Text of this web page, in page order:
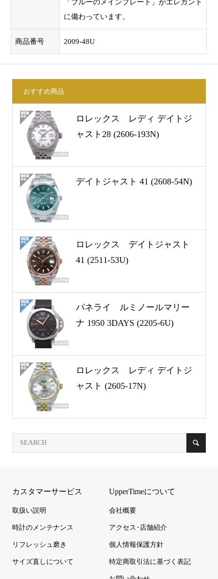
「ブルーのメインプレート」がエレガント
に備わっています。
商品番号 2009-48U
おすすめ商品
ロレックス レディ デイトジ
ャスト28 (2606-193N)
デイトジャスト 41 (2608-54N)
ロレックス デイトジャスト
41 (2511-53U)
パネライ ルミノールマリー
ナ 1950 3DAYS (2205-6U)
ロレックス レディ デイトジ
ャスト (2605-17N)
カスタマーサービス
取扱い説明
時計のメンテナンス
リフレッシュ磨き
サイズ直しについて
UpperTimeについて
会社概要
アクセス･店舗紹介
個人情報保護方針
特定商取引法に基づく表記